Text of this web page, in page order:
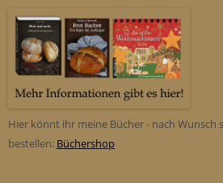
Hier könnt ihr meine Bücher - nach Wunsch
bestellen: Büchershop